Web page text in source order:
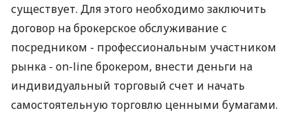
существует. Для этого необходимо заключить
договор на брокерское обслуживание с
посредником - профессиональным участником
рынка - on-line брокером, внести деньги на
индивидуальный торговый счет и начать
самостоятельную торговлю ценными бумагами.